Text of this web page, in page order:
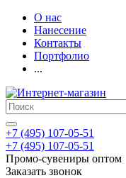
О нас
Нанесение
Контакты
Портфолио
...
+7 (495) 107-05-51
+7 (495) 107-05-51
Промо-сувениры оптом
Заказать звонок